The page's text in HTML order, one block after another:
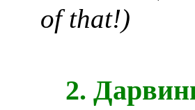
of that!)
2.